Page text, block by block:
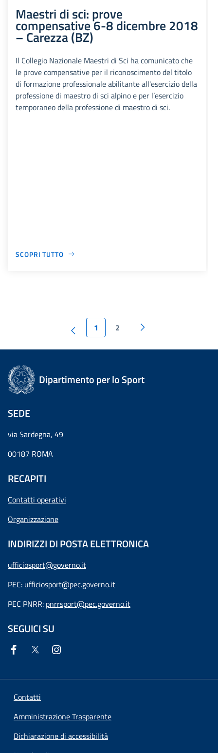
Maestri di sci: prove
compensative 6-8 dicembre 2018
– Carezza (BZ)
Il Collegio Nazionale Maestri di Sci ha comunicato che
le prove compensative per il riconoscimento del titolo
di formazione professionale abilitante all'esercizio della
professione di maestro di sci alpino e per l’esercizio
temporaneo della professione di maestro di sci.
SCOPRI TUTTO
1 2
Dipartimento per lo Sport
SEDE
via Sardegna, 49
00187 ROMA
RECAPITI
Contatti operativi
Organizzazione
INDIRIZZI DI POSTA ELETTRONICA
ufficiosport@governo.it
PEC: ufficiosport@pec.governo.it
PEC PNRR: pnrrsport@pec.governo.it
SEGUICI SU
Contatti
Amministrazione Trasparente
Dichiarazione di accessibilità